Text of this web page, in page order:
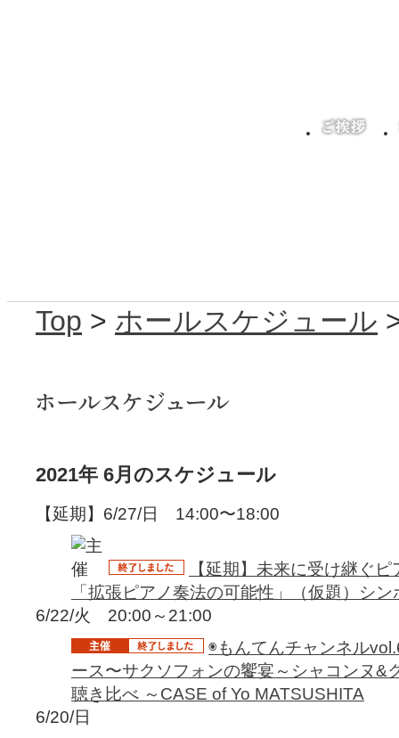
Top > ホールスケジュール
2021年 6月のスケジュール
【延期】6/27/日 14:00〜18:00
【延期】未来に受け継ぐ
「拡張ピアノ奏法の可能性」（仮題）シン
6/22/火 20:00～21:00
◉もんてんチャンネル
ース〜サクソフォンの饗宴～シャコンヌ&
聴き比べ ～CASE of Yo MATSUSHITA
6/20/日